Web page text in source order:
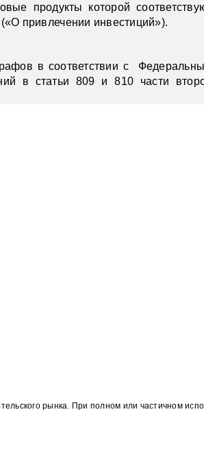
продукты которой
привлечении инвестиций»).
в соответствии с
в статьи 809 и 810 части
рынка. При полном или частичном